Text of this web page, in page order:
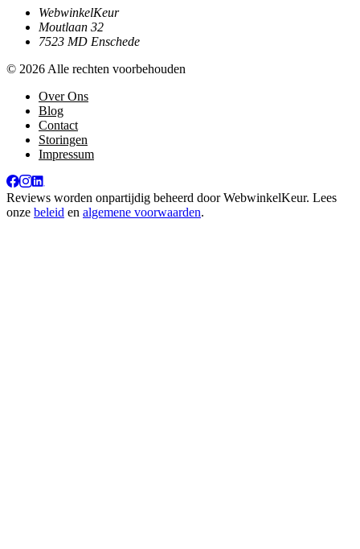
WebwinkelKeur
Moutlaan 32
7523 MD Enschede
© 2026 Alle rechten voorbehouden
Over Ons
Blog
Contact
Storingen
Impressum
Reviews worden onpartijdig beheerd doorWebwinkelKeur. Lees
onze beleid en algemene voorwaarden.